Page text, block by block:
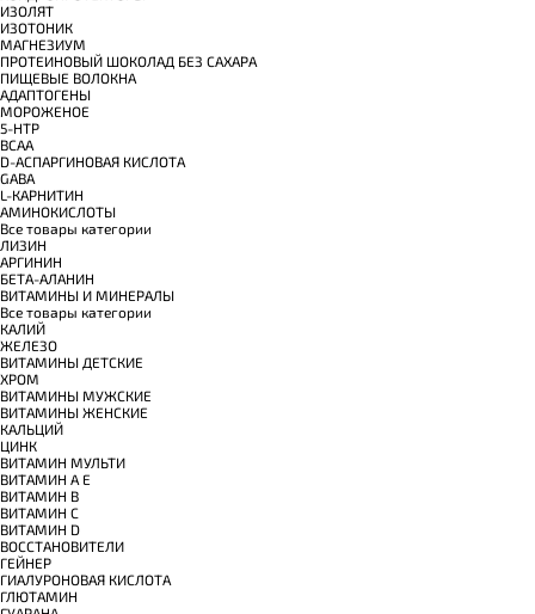
ИЗОЛЯТ
ИЗОТОНИК
МАГНЕЗИУМ
ПРОТЕИНОВЫЙ ШОКОЛАД БЕЗ САХАРА
ПИЩЕВЫЕ ВОЛОКНА
АДАПТОГЕНЫ
МОРОЖЕНОЕ
5-HTP
BCAA
D-АСПАРГИНОВАЯ КИСЛОТА
GABA
L-КАРНИТИН
АМИНОКИСЛОТЫ
Все товары категории
ЛИЗИН
АРГИНИН
БЕТА-АЛАНИН
ВИТАМИНЫ И МИНЕРАЛЫ
Все товары категории
КАЛИЙ
ЖЕЛЕЗО
ВИТАМИНЫ ДЕТСКИЕ
ХРОМ
ВИТАМИНЫ МУЖСКИЕ
ВИТАМИНЫ ЖЕНСКИЕ
КАЛЬЦИЙ
ЦИНК
ВИТАМИН МУЛЬТИ
ВИТАМИН A E
ВИТАМИН B
ВИТАМИН C
ВИТАМИН D
ВОССТАНОВИТЕЛИ
ГЕЙНЕР
ГИАЛУРОНОВАЯ КИСЛОТА
ГЛЮТАМИН